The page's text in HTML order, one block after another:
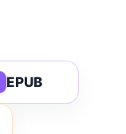
EPUB